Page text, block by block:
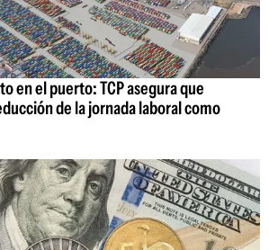
en el puerto: TCP asegura que
de la jornada laboral como